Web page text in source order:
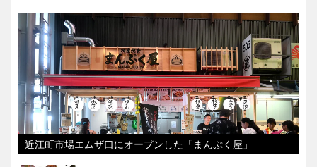
近江町市場エムザ口にオープンした「まんぷく屋」